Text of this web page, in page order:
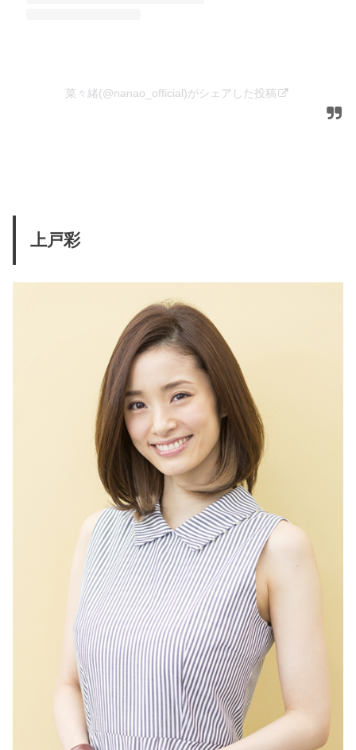
菜々緒(@nanao_official)がシェアした投稿
上戸彩